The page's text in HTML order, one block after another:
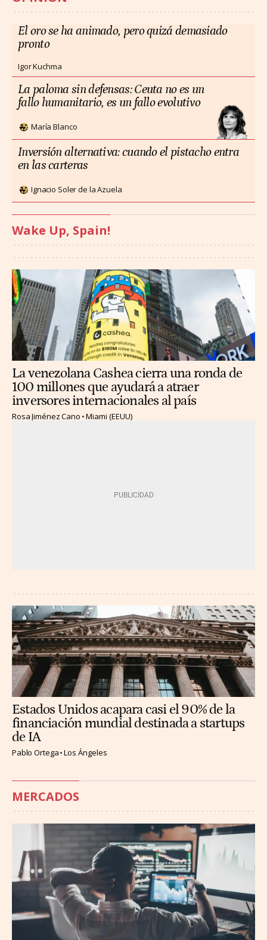
El oro se ha animado, pero quizá demasiado
pronto
Igor Kuchma
La paloma sin defensas: Ceuta no es un
fallo humanitario, es un fallo evolutivo
María Blanco
Inversión alternativa: cuando el pistacho entra
en las carteras
Ignacio Soler de la Azuela
Wake Up, Spain!
La venezolana Cashea cierra una ronda de
100 millones que ayudará a atraer
inversores internacionales al país
Rosa Jiménez Cano Miami (EEUU)
Estados Unidos acapara casi el 90% de la
financiación mundial destinada a startups
de IA
Pablo Ortega Los Ángeles
MERCADOS